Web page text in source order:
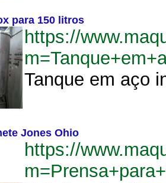
para 150 litros
https://
Tanque em aço
Jones Ohio
https://